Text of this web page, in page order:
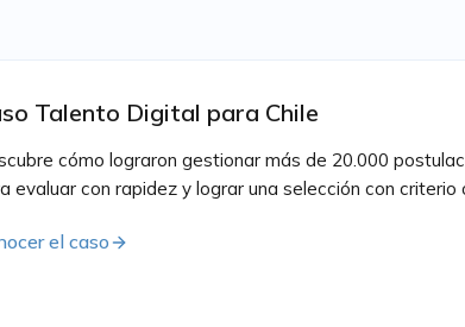
Talento Digital para Chile
cómo lograron gestionar más de 20.000
evaluar con rapidez y lograr una selección con criterio
el caso